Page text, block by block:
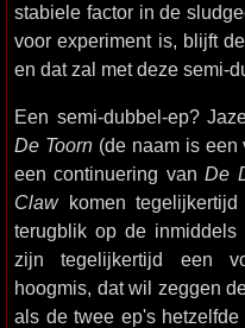
stabiele factor in de
voor experiment is, blijft
en dat zal met deze semi-
Een semi-dubbel-ep?
De Toorn(de naam is een
een continuering vanDe
Clawkomen
terugblik op de inmiddels
zijn tegelijkertijd een
hoogmis, dat wil zeggen
als de twee ep's